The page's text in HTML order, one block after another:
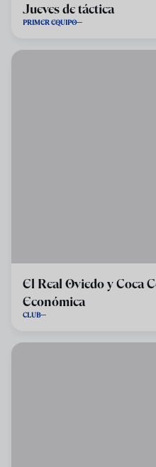
Jueves de táctica
PRIMER EQUIPO
El Real Oviedo y Coca
Económica
CLUB